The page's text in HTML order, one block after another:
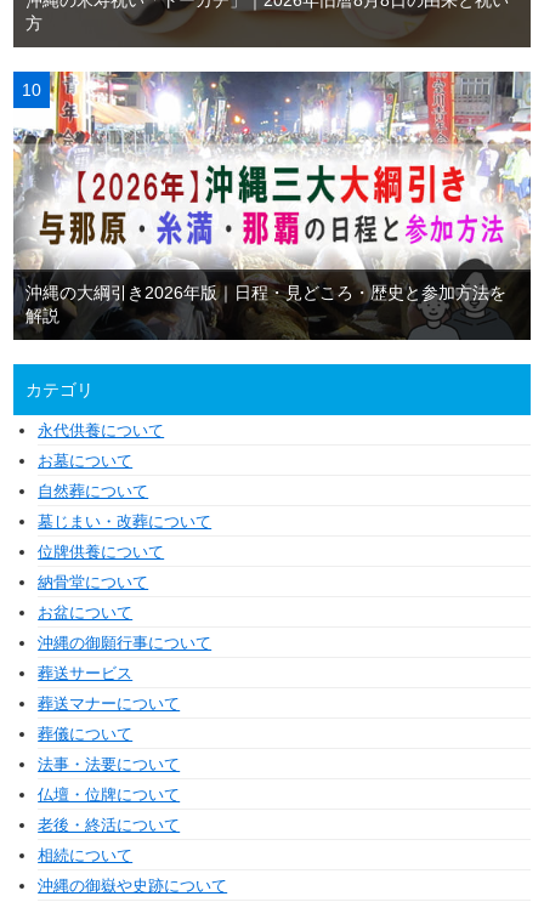
方
沖縄の大綱引き2026年版｜日程・見どころ・歴史と参加方法を
解説
カテゴリ
永代供養について
お墓について
自然葬について
墓じまい・改葬について
位牌供養について
納骨堂について
お盆について
沖縄の御願行事について
葬送サービス
葬送マナーについて
葬儀について
法事・法要について
仏壇・位牌について
老後・終活について
相続について
沖縄の御嶽や史跡について